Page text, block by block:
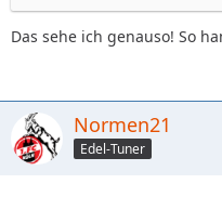
Das sehe ich genauso! So
Normen21
Edel-Tuner